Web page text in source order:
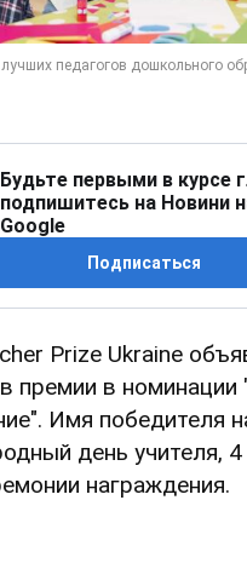
Будьте первыми в курсе
подпишитесь на Новини
Google
Подписаться
Prize Ukraine
премии в
Имя победителя
день учителя, 4
награждения.